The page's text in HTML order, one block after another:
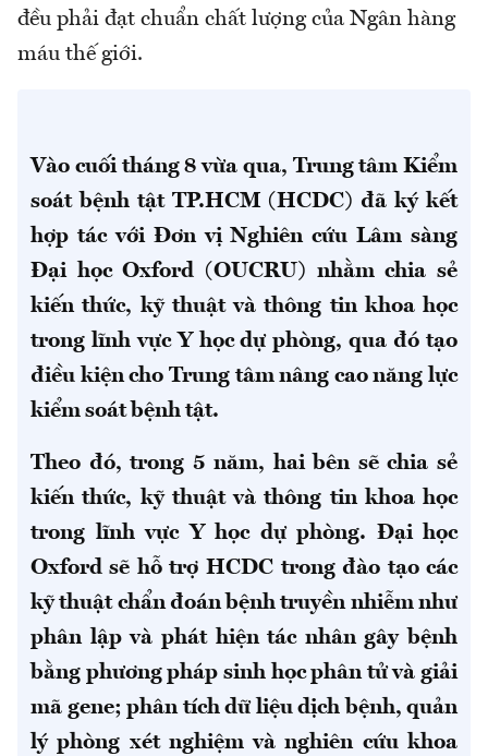
đều phải đạt chuẩn chất lượng của Ngân hàng
máu thế giới.
Vào cuối tháng 8 vừa qua, Trung tâm Kiểm
soát bệnh tật TP.HCM (HCDC) đã ký kết
hợp tác với Đơn vị Nghiên cứu Lâm sàng
Đại học Oxford (OUCRU) nhằm chia sẻ
kiến thức, kỹ thuật và thông tin khoa học
trong lĩnh vực Y học dự phòng, qua đó tạo
điều kiện cho Trung tâm nâng cao năng lực
kiểm soát bệnh tật.
Theo đó, trong 5 năm, hai bên sẽ chia sẻ
kiến thức, kỹ thuật và thông tin khoa học
trong lĩnh vực Y học dự phòng. Đại học
Oxford sẽ hỗ trợ HCDC trong đào tạo các
kỹ thuật chẩn đoán bệnh truyền nhiễm như
phân lập và phát hiện tác nhân gây bệnh
bằng phương pháp sinh học phân tử và giải
mã gene; phân tích dữ liệu dịch bệnh, quản
lý phòng xét nghiệm và nghiên cứu khoa